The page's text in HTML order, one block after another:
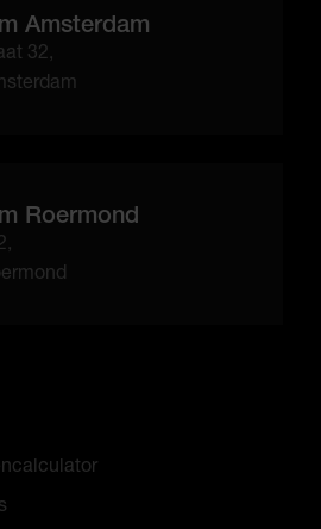
Amsterdam
32,
Roermond